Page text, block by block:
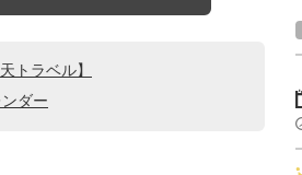
トラベル】
ダー